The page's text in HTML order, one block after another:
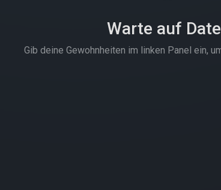
Warte auf
Gib deine Gewohnheiten im linken Panel ein,